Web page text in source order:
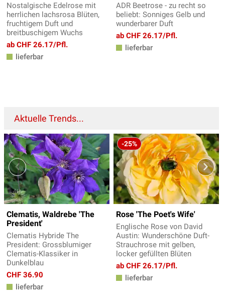
Nostalgische Edelrose mit
herrlichen lachsrosa Blüten,
fruchtigem Duft und
breitbuschigem Wuchs
ab CHF 26.17/Pfl.
lieferbar
ADR Beetrose - zu recht so
beliebt: Sonniges Gelb und
wunderbarer Duft
ab CHF 26.17/Pfl.
lieferbar
Aktuelle Trends...
Clematis, Waldrebe 'The
President'
Clematis Hybride The
President: Grossblumiger
Clematis-Klassiker in
Dunkelblau
CHF 36.90
lieferbar
-25%
Rose 'The Poet's Wife'
Englische Rose von David
Austin: Wunderschöne Duft-
Strauchrose mit gelben,
locker gefüllten Blüten
ab CHF 26.17/Pfl.
lieferbar